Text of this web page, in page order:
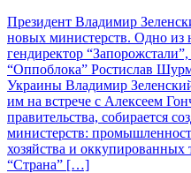
Президент Владимир
новых министерств. Одно из
гендиректор
“Оппоблока” Ростислав
Украины Владимир
им на встрече с Алексеем
правительства, собирается
министерств:
хозяйства и
“Страна” […]